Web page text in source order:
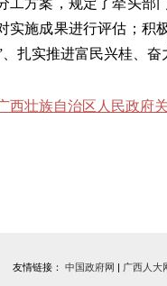
案，规定了牵头部
实施成果进行评估；
扎实推进富民兴桂、
西壮族自治区人民政
友情链接： 中国政府网 | 广西人大